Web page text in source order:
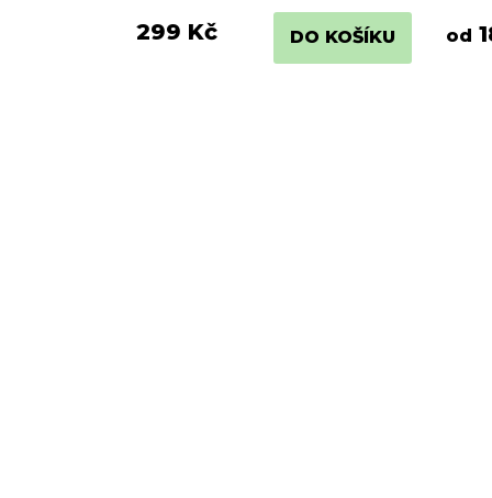
299 Kč DO KOŠÍKU od